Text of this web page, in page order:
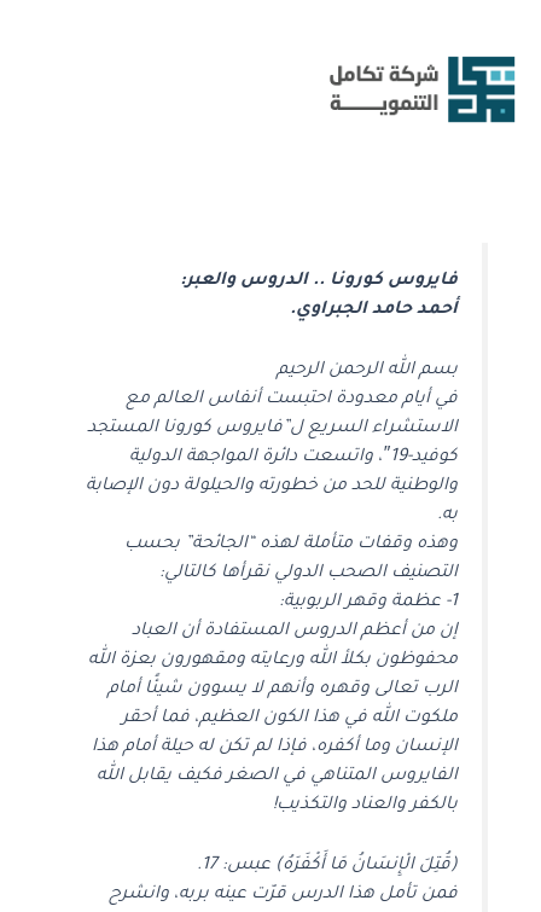
المحتوى
فايروس كورونا .. الدروس والعبر:
أحمد حامد الجبراوي.
بسم الله الرحمن الرحيم
في أيام معدودة احتبست أنفاس العالم مع
الاستشراء السريع ل”فايروس كورونا المستجد
كوفيد-19″، واتسعت دائرة المواجهة الدولية
والوطنية للحد من خطورته والحيلولة دون الإصابة
به.
وهذه وقفات متأملة لهذه “الجائحة” بحسب
التصنيف الصحب الدولي نقرأها كالتالي:
1- عظمة وقهر الربوبية:
إن من أعظم الدروس المستفادة أن العباد
محفوظون بكلأ الله ورعايته ومقهورون بعزة الله
الرب تعالى وقهره وأنهم لا يسوون شيئًا أمام
ملكوت الله في هذا الكون العظيم، فما أحقر
الإنسان وما أكفره، فإذا لم تكن له حيلة أمام هذا
الفايروس المتناهي في الصغر فكيف يقابل الله
بالكفر والعناد والتكذيب!
(قُتِلَ الْإِنسَانُ مَا أَكْفَرَهُ) عبس: 17.
فمن تأمل هذا الدرس قرّت عينه بربه، وانشرح